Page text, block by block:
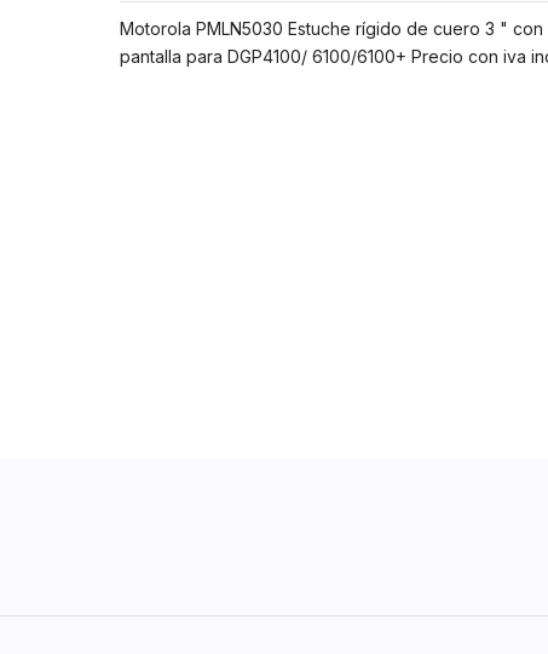
Motorola PMLN5030 Estuche rígido de cuero 3 "
pantalla para DGP4100/ 6100/6100+ Precio con iva